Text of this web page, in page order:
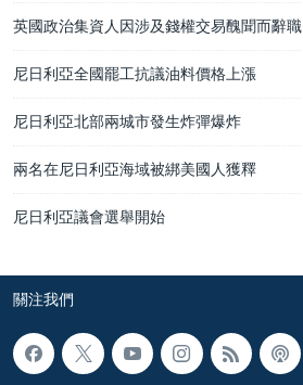
英國政治集資人因涉及錢權交易醜聞而辭職
尼日利亞全國罷工抗議油料價格上漲
尼日利亞北部兩城市發生炸彈爆炸
兩名在尼日利亞海域被綁美國人獲釋
尼日利亞議會選舉開始
關注我們